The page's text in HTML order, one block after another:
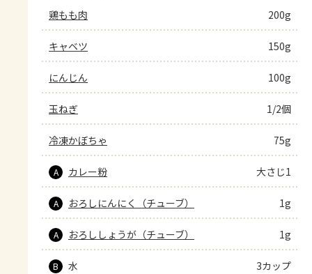
鶏もも肉 200g
キャベツ 150g
にんじん 100g
玉ねぎ 1/2個
冷凍かぼちゃ 75g
A カレー粉 大さじ1
A おろしにんにく（チューブ） 1g
A おろししょうが（チューブ） 1g
B 水 3カップ